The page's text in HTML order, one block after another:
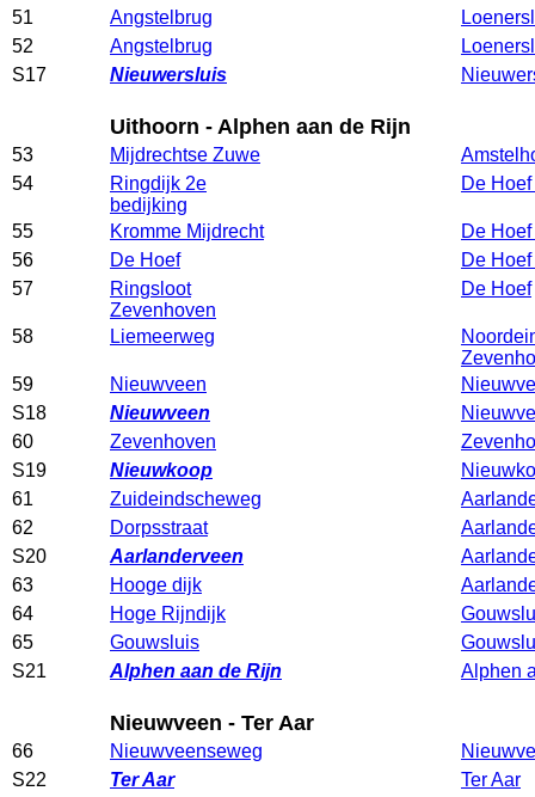
51
Angstelbrug
52
Angstelbrug
S17
Nieuwersluis
Uithoorn - Alphen aan de Rijn
53 Mijdrechtse Zuwe
54
Ringdijk 2e
bedijking
De Hoef
55 Kromme Mijdrecht
De Hoef
56
De Hoef
De Hoef
57
Ringsloot
Zevenhoven
De Hoef
58 Liemeerweg
59
Nieuwveen
S18
Nieuwveen
60
Zevenhoven
S19
Nieuwkoop
61
Zuideindscheweg
62
Dorpsstraat
S20
Aarlanderveen
63
Hooge dijk
64
Hoge Rijndijk
65
Gouwsluis
S21
Alphen aan de Rijn Alphen
Nieuwveen - Ter Aar
66 Nieuwveenseweg
S22
Ter Aar Ter Aar